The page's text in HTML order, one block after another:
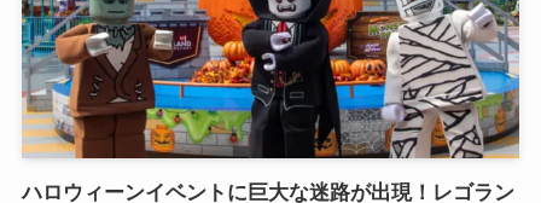
ハロウィーンイベントに巨大な迷路が出現！レゴラン